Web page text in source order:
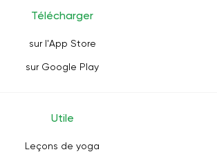
Télécharger
sur l'App Store
sur Google Play
Utile
Leçons de yoga